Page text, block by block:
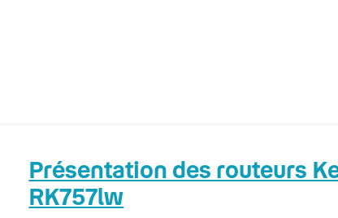
Présentation des routeurs
RK757lw